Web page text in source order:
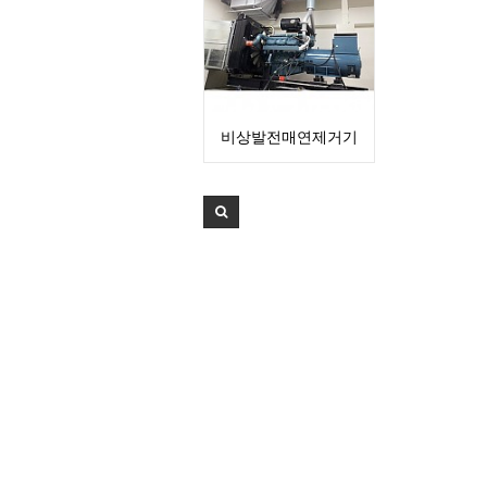
비상발전매연제거기